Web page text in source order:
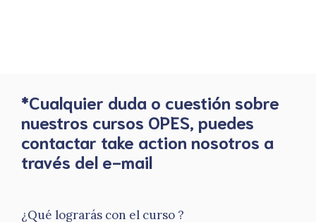
*Cualquier duda o cuestión sobre
nuestros cursos OPES, puedes
contactar take action nosotros a
través del e-mail
¿Qué lograrás con el curso ?